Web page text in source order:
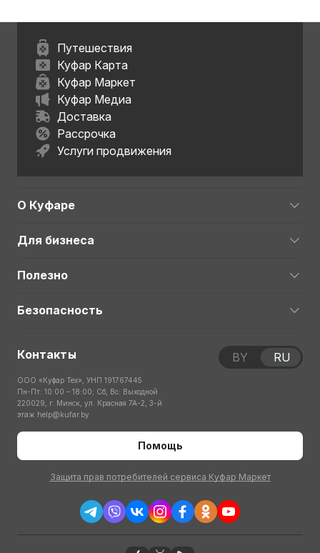
Путешествия
Куфар Карта
Куфар Маркет
Куфар Медиа
Доставка
Рассрочка
Услуги продвижения
О Куфаре
Для бизнеса
Полезно
Безопасность
Контакты
ООО «Куфар Тех», УНП 191767445
Пн-Пт: 10:00 – 18:00; Сб, Вс: Выходной
220029, г. Минск, ул. Красная 7А-2, 3-й
этаж help@kufar.by
Помощь
Защита прав потребителей сервиса Куфар Маркет
BY RU